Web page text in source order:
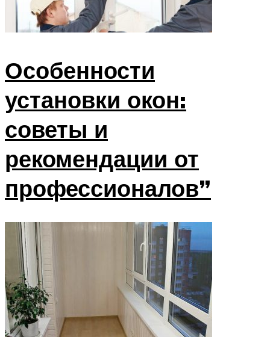
Особенности
установки окон:
советы и
рекомендации от
профессионалов”